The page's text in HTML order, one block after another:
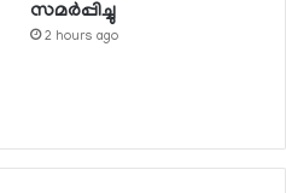
സമര്‍പ്പിച്ചു
2 hours ago